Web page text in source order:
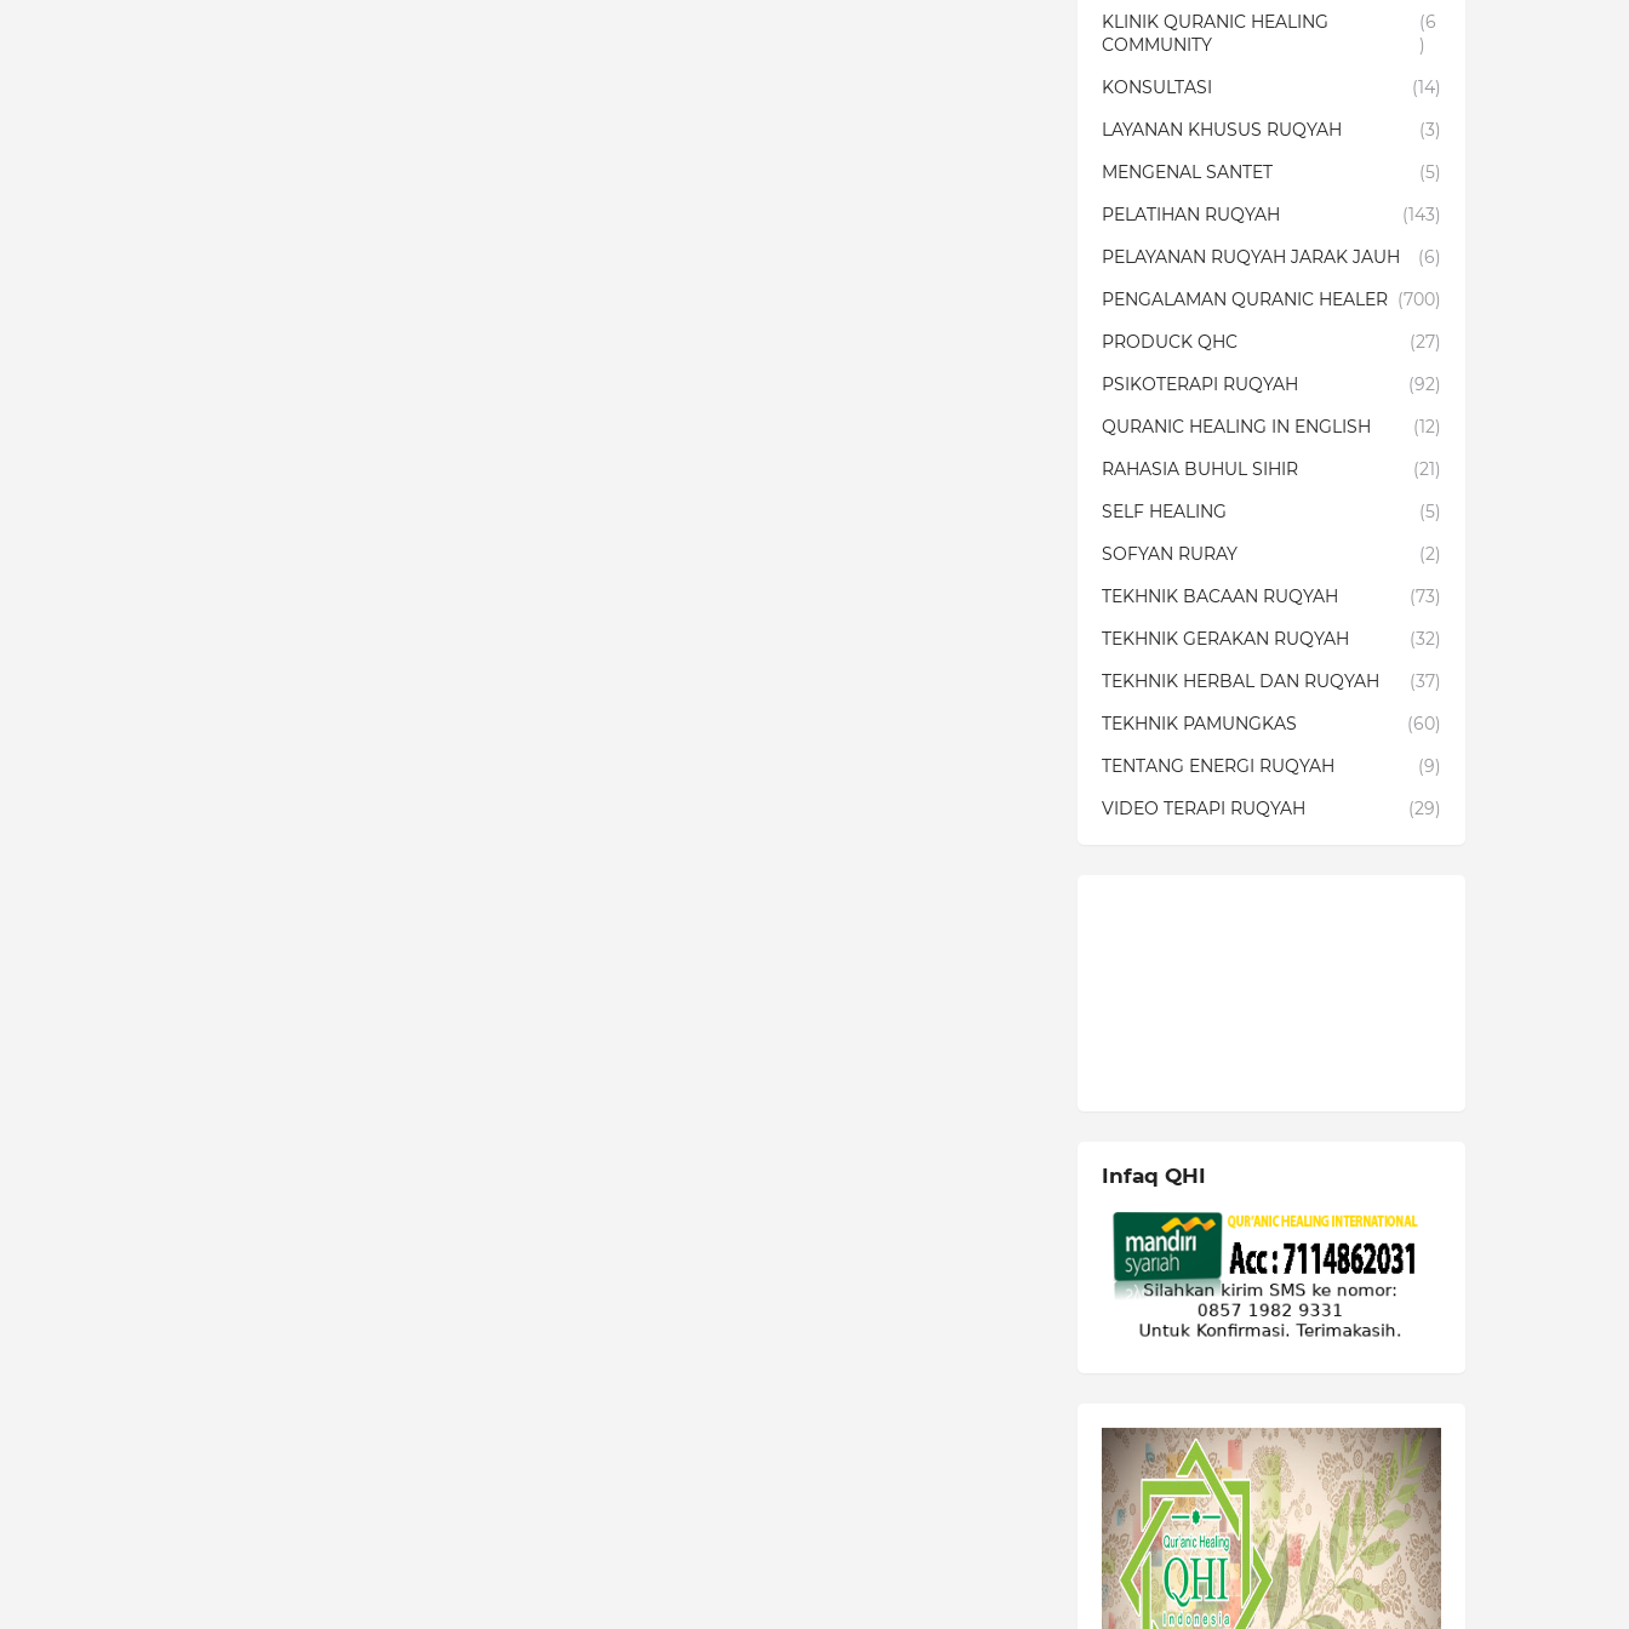
KLINIK QURANIC HEALING
COMMUNITY
(6
)
KONSULTASI
(14)
LAYANAN KHUSUS RUQYAH
(3)
MENGENAL SANTET
(5)
PELATIHAN RUQYAH
(143)
PELAYANAN RUQYAH JARAK JAUH
(6)
PENGALAMAN QURANIC HEALER (700)
PRODUCK QHC
(27)
PSIKOTERAPI RUQYAH
(92)
QURANIC HEALING IN ENGLISH
(12)
RAHASIA BUHUL SIHIR
(21)
SELF HEALING
(5)
SOFYAN RURAY
(2)
TEKHNIK BACAAN RUQYAH
(73)
TEKHNIK GERAKAN RUQYAH
(32)
TEKHNIK HERBAL DAN RUQYAH
(37)
TEKHNIK PAMUNGKAS
(60)
TENTANG ENERGI RUQYAH
(9)
VIDEO TERAPI RUQYAH
(29)
Infaq QHI